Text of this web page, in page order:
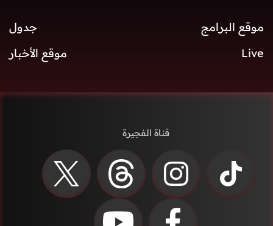
موقع البرامج
جدول
Live
موقع الأخبار
قناة الفجيرة